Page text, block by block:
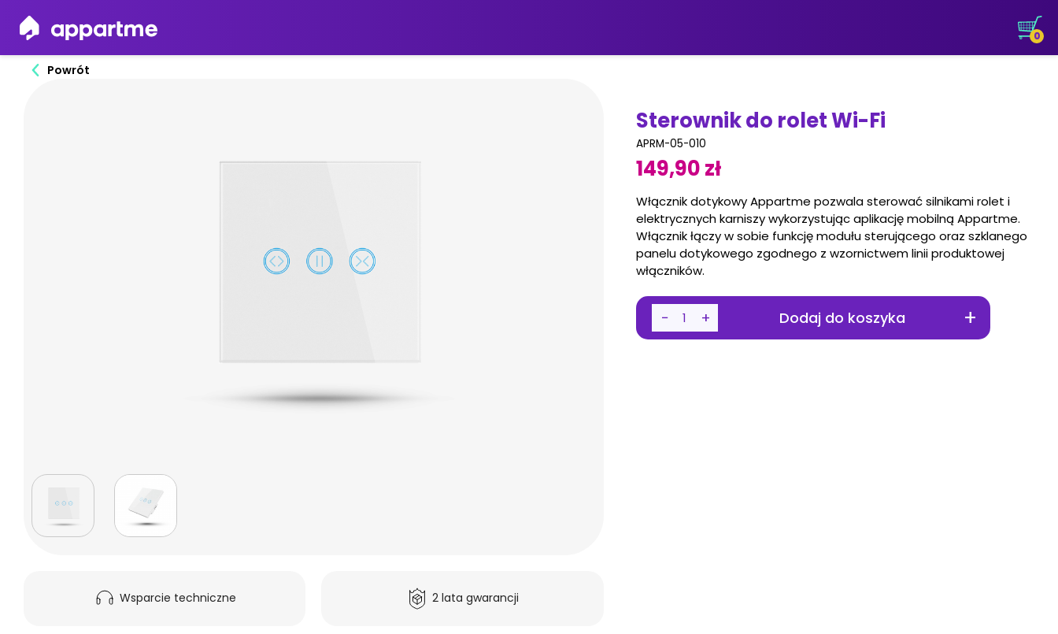
0
Powrót
Wsparcie techniczne 2 lata gwarancji
Sterownik do rolet Wi-Fi
APRM-05-010
149,90 zł
Włącznik dotykowy Appartme pozwala sterować silnikami rolet i
elektrycznych karniszy wykorzystując aplikację mobilną Appartme.
Włącznik łączy w sobie funkcję modułu sterującego oraz szklanego
panelu dotykowego zgodnego z wzornictwem linii produktowej
włączników.
− + Dodaj do koszyka +